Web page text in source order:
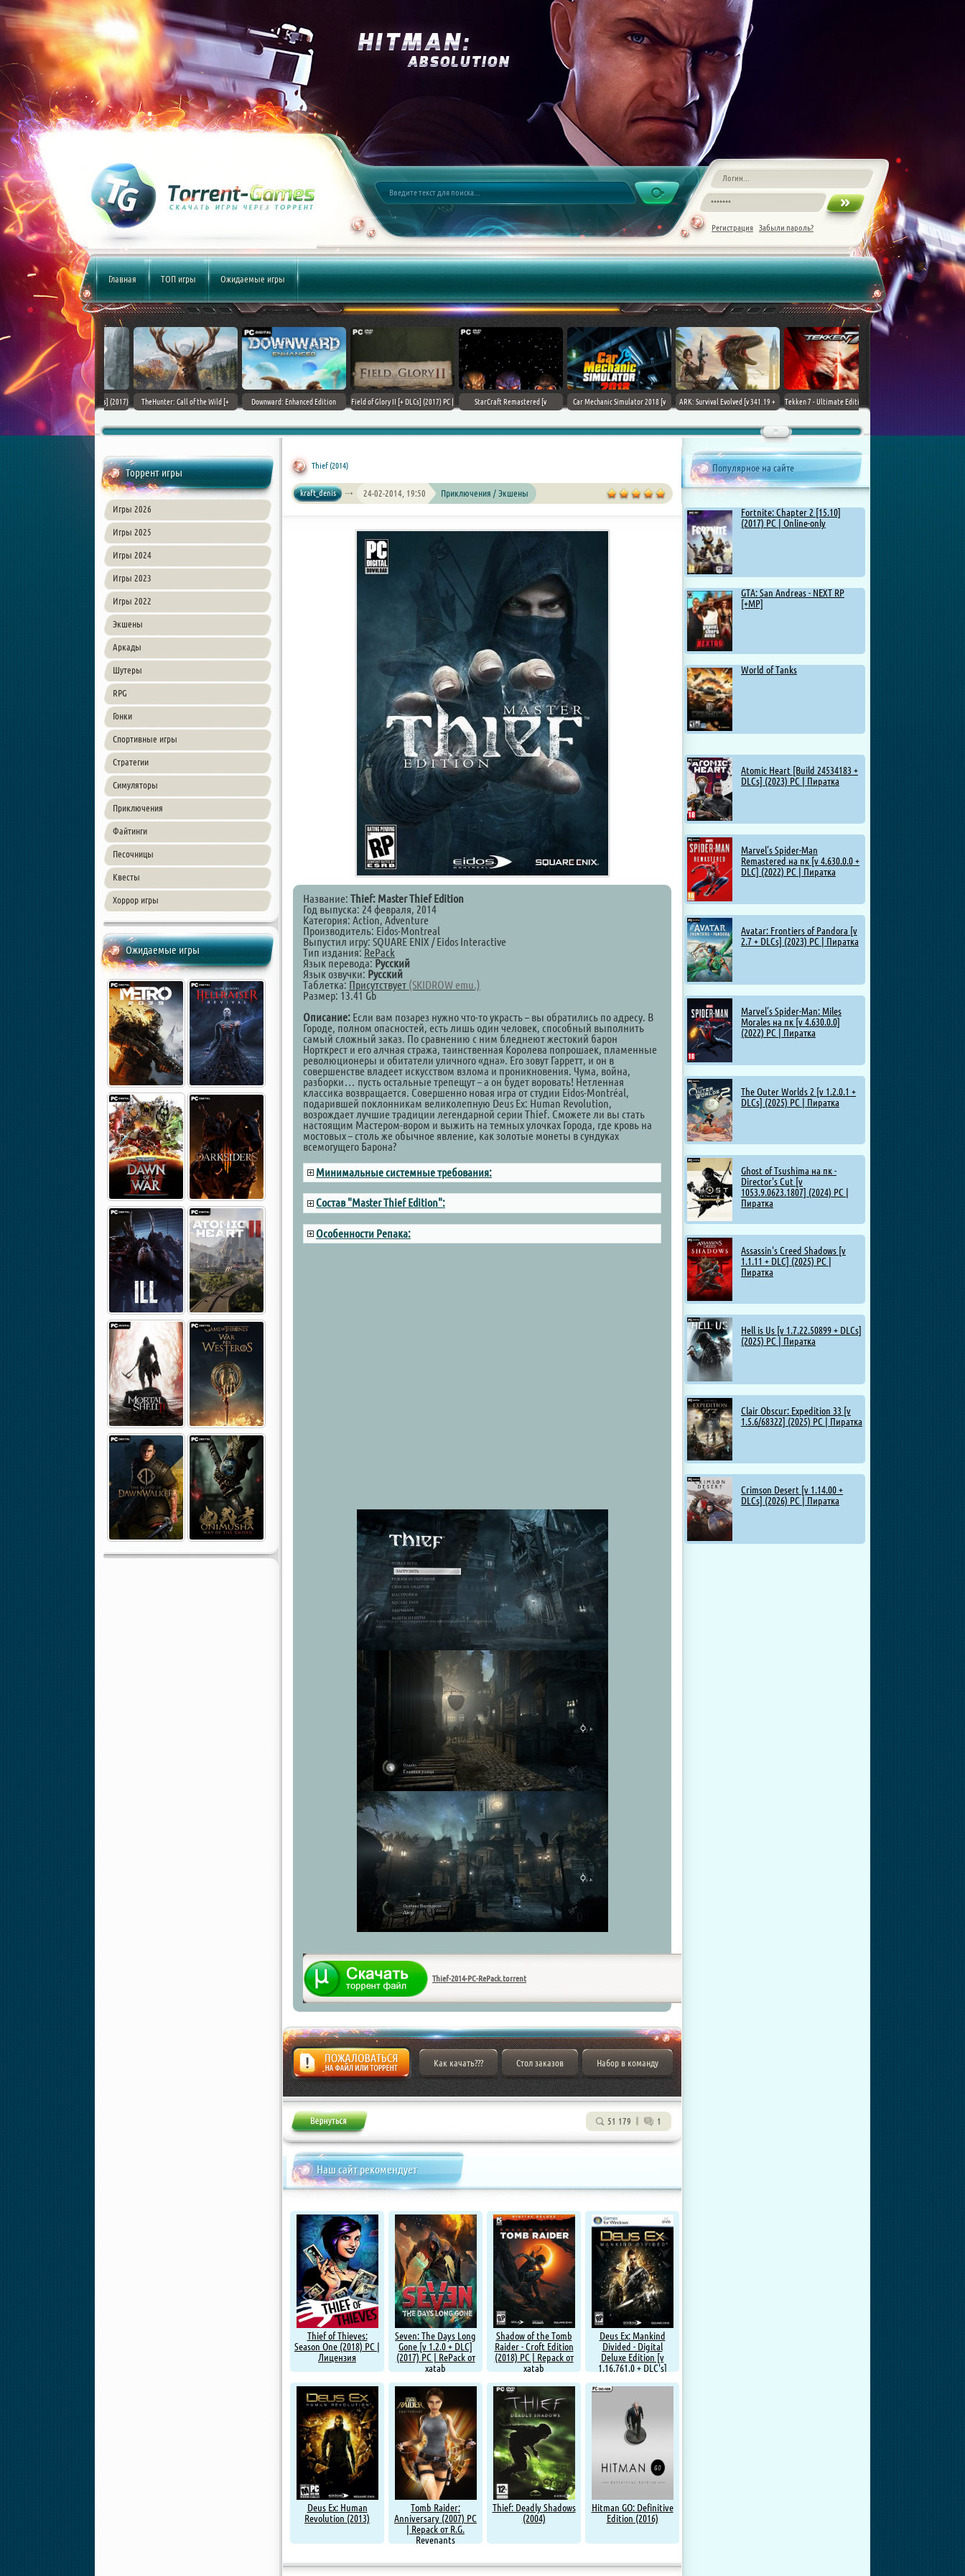
Регистрация Забыли пароль?
Главная ТОП игры Ожидаемые игры
World [v 1.11.4 + DLCs] (2017)
PC | Лицензия
TheHunter: Call of the Wild [+
Downward: Enhanced Edition
Field of Glory II [+ DLCs] (2017) PC |
StarCraft Remastered [v
Car Mechanic Simulator 2018 [v
ARK: Survival Evolved [v 341.19 +
Tekken 7 - Ultimate Edition [v 4.22
Chovka
Торрент игры
Игры 2026
Игры 2025
Игры 2024
Игры 2023
Игры 2022
Экшены
Аркады
Шутеры
RPG
Гонки
Спортивные игры
Стратегии
Симуляторы
Приключения
Файтинги
Песочницы
Квесты
Хоррор игры
Ожидаемые игры
Популярное на сайте
Fortnite: Chapter 2 [15.10]
(2017) PC | Online-only
GTA: San Andreas - NEXT RP
[+MP]
World of Tanks
Atomic Heart [Build 24534183 +
DLCs] (2023) PC | Пиратка
Marvel’s Spider-Man
Remastered на пк [v 4.630.0.0 +
DLC] (2022) PC | Пиратка
Avatar: Frontiers of Pandora [v
2.7 + DLCs] (2023) PC | Пиратка
Marvel’s Spider-Man: Miles
Morales на пк [v 4.630.0.0]
(2022) PC | Пиратка
The Outer Worlds 2 [v 1.2.0.1 +
DLCs] (2025) PC | Пиратка
Ghost of Tsushima на пк -
Director's Cut [v
1053.9.0623.1807] (2024) PC |
Пиратка
Assassin's Creed Shadows [v
1.1.11 + DLC] (2025) PC |
Пиратка
Hell is Us [v 1.7.22.50899 + DLCs]
(2025) PC | Пиратка
Clair Obscur: Expedition 33 [v
1.5.6/68322] (2025) PC | Пиратка
Crimson Desert [v 1.14.00 +
DLCs] (2026) PC | Пиратка
Thief (2014)
kraft_denis 24-02-2014, 19:50 Приключения / Экшены
Название: Thief: Master Thief Edition
Год выпуска: 24 февраля, 2014
Категория: Action, Adventure
Производитель: Eidos-Montreal
Выпустил игру: SQUARE ENIX / Eidos Interactive
Тип издания:RePack
Язык перевода: Русский
Язык озвучки: Русский
Таблетка: Присутствует (SKIDROW emu.)
Размер: 13.41 Gb
Описание: Если вам позарез нужно что-то украсть – вы обратились по адресу. В
Городе, полном опасностей, есть лишь один человек, способный выполнить
самый сложный заказ. По сравнению с ним бледнеют жестокий барон
Норткрест и его алчная стража, таинственная Королева попрошаек, пламенные
революционеры и обитатели уличного «дна». Его зовут Гарретт, и он в
совершенстве владеет искусством взлома и проникновения. Чума, война,
разборки… пусть остальные трепещут – а он будет воровать! Нетленная
классика возвращается. Совершенно новая игра от студии Eidos-Montréal,
подарившей поклонникам великолепную Deus Ex: Human Revolution,
возрождает лучшие традиции легендарной серии Thief. Сможете ли вы стать
настоящим Мастером-вором и выжить на темных улочках Города, где кровь на
мостовых – столь же обычное явление, как золотые монеты в сундуках
всемогущего Барона?
Минимальные системные требования:
Состав "Master Thief Edition":
Особенности Репака:
Thief-2014-PC-RePack.torrent
Жалоба
Как качать??? Стол заказов Набор в команду
51 179 1
Наш сайт рекомендует
Thief of Thieves:
Season One (2018) PC |
Лицензия
Seven: The Days Long
Gone [v 1.2.0 + DLC]
(2017) PC | RePack от
xatab
Shadow of the Tomb
Raider - Croft Edition
(2018) PC | Repack от
xatab
Deus Ex: Mankind
Divided - Digital
Deluxe Edition [v
1.16.761.0 + DLC's]
xatab
Deus Ex: Human
Revolution (2013)
Tomb Raider:
Anniversary (2007) PC
| Repack от R.G.
Revenants
Thief: Deadly Shadows
(2004)
Hitman GO: Definitive
Edition (2016)